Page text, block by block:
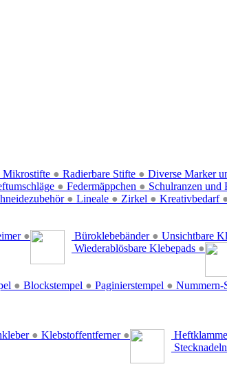
Mikrostifte ● Radierbare Stifte ● Diverse Marker
● Federmäppchen ● Schulranzen und
● Lineale ● Zirkel ● Kreativbedarf
● Büroklebebänder ● Unsichtbare
Wiederablösbare Klebepads ●
● Blockstempel ● Paginierstempel ● Nummern-
● Klebstoffentferner ●